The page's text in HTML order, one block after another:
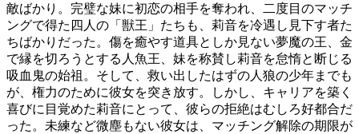
敵ばかり。完璧な妹に初恋の相手を奪われ、二度目のマッチ
ングで得た四人の「獣王」たちも、莉音を冷遇し見下す者た
ちばかりだった。傷を癒やす道具としか見ない夢魔の王、金
で縁を切ろうとする人魚王、妹を称賛し莉音を怠惰と断じる
吸血鬼の始祖。そして、救い出したはずの人狼の少年までも
が、権力のために彼女を突き放す。しかし、キャリアを築く
喜びに目覚めた莉音にとって、彼らの拒絶はむしろ好都合だ
った。未練など微塵もない彼女は、マッチング解除の期限が